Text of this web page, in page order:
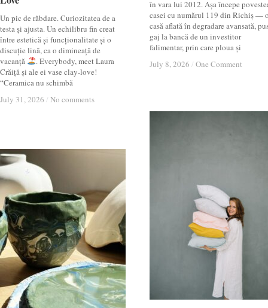
Un pic de răbdare. Curiozitatea de a
testa și ajusta. Un echilibru fin creat
între estetică și funcționalitate și o
discuție lină, ca o dimineață de
vacanță
. Everybody, meet Laura
Crăiță și ale ei vase clay-love!
“Ceramica nu schimbă
July 31, 2026 / No comments
July 31, 2026 / No comments
în vara lui 2012. Așa începe
casei cu numărul 119 din Richiș —
casă aflată în degradare avansată,
gaj la bancă de un investitor
falimentar, prin care ploua și
July 8, 2026 / One Comment
July 8, 2026 / One Comment